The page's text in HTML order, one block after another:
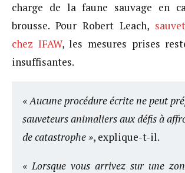
charge de la faune sauvage en
brousse. Pour Robert Leach,
chez IFAW, les mesures prises
insuffisantes.
« Aucune procédure écrite ne peut
sauveteurs animaliers aux défis à
de catastrophe », explique-t-il.
« Lorsque vous arrivez sur une